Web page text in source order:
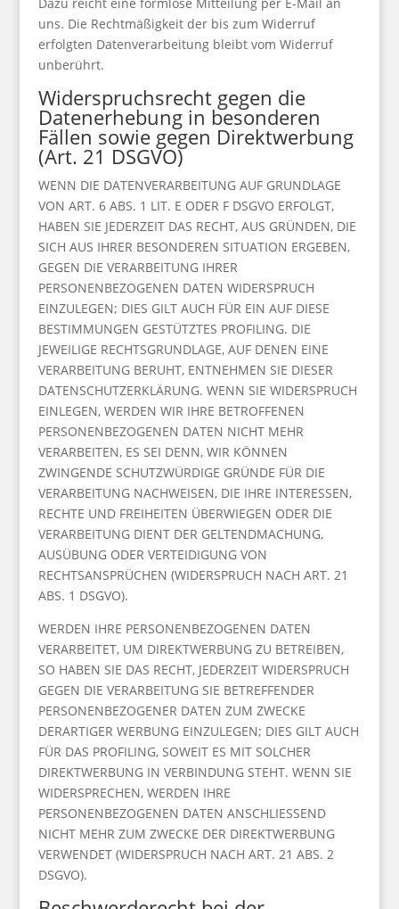
uns. Die Rechtmäßigkeit der bis zum Widerruf
erfolgten Datenverarbeitung bleibt vom Widerruf
unberührt.
Widerspruchsrecht gegen die
Datenerhebung in besonderen
Fällen sowie gegen Direktwerbung
(Art. 21 DSGVO)
WENN DIE DATENVERARBEITUNG AUF GRUNDLAGE
VON ART. 6 ABS. 1 LIT. E ODER F DSGVO ERFOLGT,
HABEN SIE JEDERZEIT DAS RECHT, AUS GRÜNDEN, DIE
SICH AUS IHRER BESONDEREN SITUATION ERGEBEN,
GEGEN DIE VERARBEITUNG IHRER
PERSONENBEZOGENEN DATEN WIDERSPRUCH
EINZULEGEN; DIES GILT AUCH FÜR EIN AUF DIESE
BESTIMMUNGEN GESTÜTZTES PROFILING. DIE
JEWEILIGE RECHTSGRUNDLAGE, AUF DENEN EINE
VERARBEITUNG BERUHT, ENTNEHMEN SIE DIESER
DATENSCHUTZERKLÄRUNG. WENN SIE WIDERSPRUCH
EINLEGEN, WERDEN WIR IHRE BETROFFENEN
PERSONENBEZOGENEN DATEN NICHT MEHR
VERARBEITEN, ES SEI DENN, WIR KÖNNEN
ZWINGENDE SCHUTZWÜRDIGE GRÜNDE FÜR DIE
VERARBEITUNG NACHWEISEN, DIE IHRE INTERESSEN,
RECHTE UND FREIHEITEN ÜBERWIEGEN ODER DIE
VERARBEITUNG DIENT DER GELTENDMACHUNG,
AUSÜBUNG ODER VERTEIDIGUNG VON
RECHTSANSPRÜCHEN (WIDERSPRUCH NACH ART. 21
ABS. 1 DSGVO).
WERDEN IHRE PERSONENBEZOGENEN DATEN
VERARBEITET, UM DIREKTWERBUNG ZU BETREIBEN,
SO HABEN SIE DAS RECHT, JEDERZEIT WIDERSPRUCH
GEGEN DIE VERARBEITUNG SIE BETREFFENDER
PERSONENBEZOGENER DATEN ZUM ZWECKE
DERARTIGER WERBUNG EINZULEGEN; DIES GILT AUCH
FÜR DAS PROFILING, SOWEIT ES MIT SOLCHER
DIREKTWERBUNG IN VERBINDUNG STEHT. WENN SIE
WIDERSPRECHEN, WERDEN IHRE
PERSONENBEZOGENEN DATEN ANSCHLIESSEND
NICHT MEHR ZUM ZWECKE DER DIREKTWERBUNG
VERWENDET (WIDERSPRUCH NACH ART. 21 ABS. 2
DSGVO).